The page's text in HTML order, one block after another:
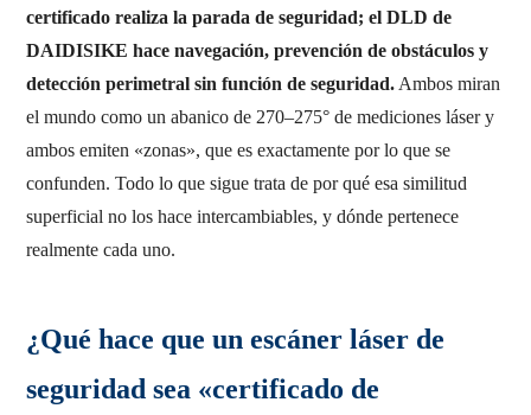
certificado realiza la parada de seguridad; el DLD de
DAIDISIKE hace navegación, prevención de obstáculos y
detección perimetral sin función de seguridad.Ambos miran
el mundo como un abanico de 270–275° de mediciones láser y
ambos emiten «zonas», que es exactamente por lo que se
confunden. Todo lo que sigue trata de por qué esa similitud
superficial no los hace intercambiables, y dónde pertenece
realmente cada uno.
¿Qué hace que un escáner láser de
seguridad sea «certificado de